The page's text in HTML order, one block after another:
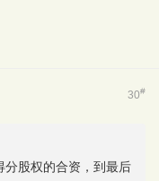
30#
分股权的合资，到最后